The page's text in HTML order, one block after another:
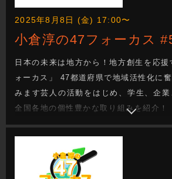
2025年8月8日 (金) 17:00〜
小倉淳の47フォーカス
日本の未来は地方から！地方創生を応
ォーカス」 47都道府県で地域活性化に
みます芸人の活動をはじめ、学生、企
全国各地の個性豊かな取り組みを紹介！
産品があるのに・・・。 街の魅力
い・・・。 でも、どうしたらいい？ 日
つなぐ地方創生成功へのヒントがきっと